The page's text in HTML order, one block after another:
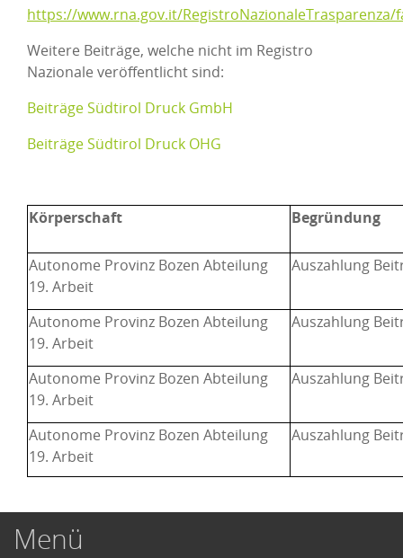
https://www.rna.gov.it/
Weitere Beiträge, welche nicht im Registro
Nazionale veröffentlicht sind:
Beiträge Südtirol Druck GmbH
Beiträge Südtirol Druck OHG
Körperschaft Begründung
Autonome Provinz Bozen Abteilung
19. Arbeit
Auszahlung
Autonome Provinz Bozen Abteilung
19. Arbeit
Auszahlung
Autonome Provinz Bozen Abteilung
19. Arbeit
Auszahlung
Autonome Provinz Bozen Abteilung
19. Arbeit
Auszahlung
Menü